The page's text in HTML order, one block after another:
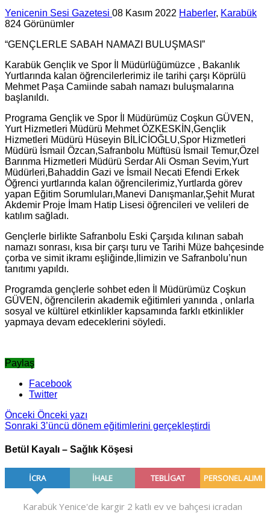
Yenicenin Sesi Gazetesi 08 Kasım 2022 Haberler, Karabük
824 Görünümler
“GENÇLERLE SABAH NAMAZI BULUŞMASI”
Karabük Gençlik ve Spor İl Müdürlüğümüzce , Bakanlık
Yurtlarında kalan öğrencilerlerimiz ile tarihi çarşı Köprülü
Mehmet Paşa Camiinde sabah namazı buluşmalarına
başlanıldı.
Programa Gençlik ve Spor İl Müdürümüz Coşkun GÜVEN,
Yurt Hizmetleri Müdürü Mehmet ÖZKESKİN,Gençlik
Hizmetleri Müdürü Hüseyin BİLİCİOĞLU,Spor Hizmetleri
Müdürü İsmail Özcan,Safranbolu Müftüsü İsmail Temur,Özel
Barınma Hizmetleri Müdürü Serdar Ali Osman Sevim,Yurt
Müdürleri,Bahaddin Gazi ve İsmail Necati Efendi Erkek
Öğrenci yurtlarında kalan öğrencilerimiz,Yurtlarda görev
yapan Eğitim Sorumluları,Manevi Danışmanlar,Şehit Murat
Akdemir Proje İmam Hatip Lisesi öğrencileri ve velileri de
katılım sağladı.
Gençlerle birlikte Safranbolu Eski Çarşıda kılınan sabah
namazı sonrası, kısa bir çarşı turu ve Tarihi Müze bahçesinde
çorba ve simit ikramı eşliğinde,İlimizin ve Safranbolu’nun
tanıtımı yapıldı.
Programda gençlerle sohbet eden İl Müdürümüz Coşkun
GÜVEN, öğrencilerin akademik eğitimleri yanında , onlarla
sosyal ve kültürel etkinlikler kapsamında farklı etkinlikler
yapmaya devam edeceklerini söyledi.
Paylaş
Facebook
Twitter
Önceki Önceki yazı
Sonraki 3’üncü dönem eğitimlerini gerçekleştirdi
Betül Kayalı – Sağlık Köşesi